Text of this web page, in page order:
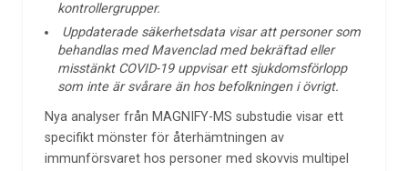
kontrollergrupper.
Uppdaterade säkerhetsdata visar att personer som
behandlas med Mavenclad med bekräftad eller
misstänkt COVID-19 uppvisar ett sjukdomsförlopp
som inte är svårare än hos befolkningen i övrigt.
Nya analyser från MAGNIFY-MS substudie visar ett
specifikt mönster för återhämtningen av
immunförsvaret hos personer med skovvis multipel